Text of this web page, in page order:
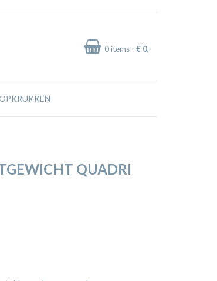
0items - € 0,-
QUADRI